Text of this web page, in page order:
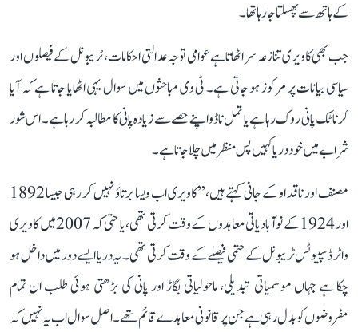
کے ہاتھ سے پھسلتا جا رہا تھا۔
جب بھی کاویری تنازعہ سر اٹھاتا ہے عوامی توجہ عدالتی احکامات، ٹریبونل کے فیصلوں اور
سیاسی بیانات پر مرکوز ہو جاتی ہے۔ ٹی وی مباحثوں میں سوال یہی اٹھایا جاتا ہے کہ آیا
کرناٹک پانی روک رہا ہے یا تمل ناڈو اپنے حصے سے زیادہ پانی کا مطالبہ کر رہا ہے۔ اس شور
شرابے میں خود دریا کہیں پس منظر میں چلا جاتا ہے۔
مصنف اور ناقد او کے جانی کہتے ہیں، ’’کاویری اب ویسا برتاؤ نہیں کر رہی جیسا 1892
اور 1924 کے نوآبادیاتی معاہدوں کے وقت کرتی تھی، یا حتیٰ کہ 2007 میں کاویری
واٹر ڈسپیوٹس ٹریبونل کے حتمی فیصلے کے وقت کرتی تھی۔ یہ دریا ایسے دور میں داخل ہو
چکا ہے جہاں موسمیاتی تبدیلی، ماحولیاتی بگاڑ اور پانی کی بڑھتی ہوئی طلب ان تمام
مفروضوں کو بدل رہی ہے جن پر قانونی معاہدے قائم تھے۔ اصل سوال اب یہ نہیں کہ